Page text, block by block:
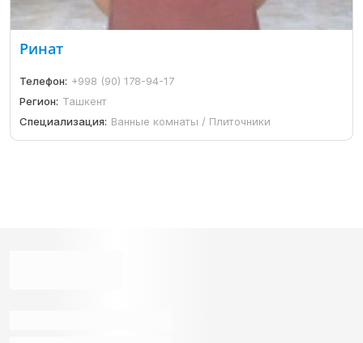
Ринат
Телефон: +998 (90) 178-94-17
Регион: Ташкент
Специализация: Ванные комнаты / Плиточники